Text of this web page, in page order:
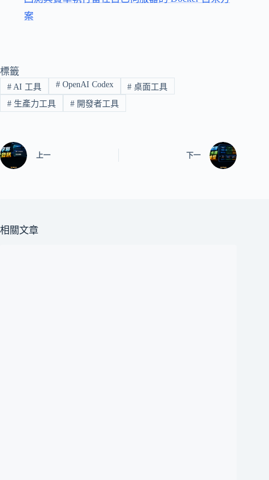
案
標籤
#AI 工具 #OpenAI Codex # 桌面工具
#生產力工具 #開發者工具
上一 下一
相關文章